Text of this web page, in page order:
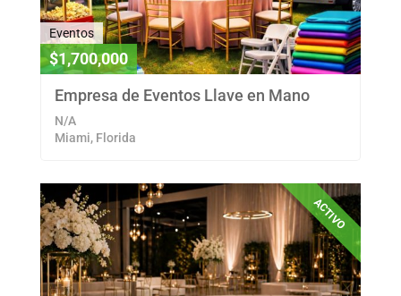
Eventos
$1,700,000
Empresa de Eventos Llave en Mano
N/A
Miami, Florida
ACTIVO